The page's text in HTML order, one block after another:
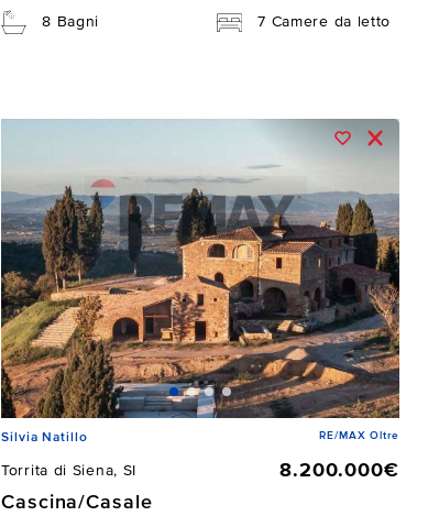
8 Bagni 7 Camere da letto
Silvia Natillo RE/MAX Oltre
Torrita di Siena, SI
8.200.000€
Cascina/Casale